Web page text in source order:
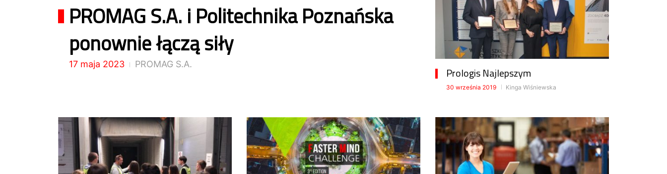
PROMAG S.A. i Politechnika Poznańska
ponownie łączą siły
17 maja 2023 PROMAG S.A.
Prologis Najlepszym
30 września 2019 Kinga Wiśniewska